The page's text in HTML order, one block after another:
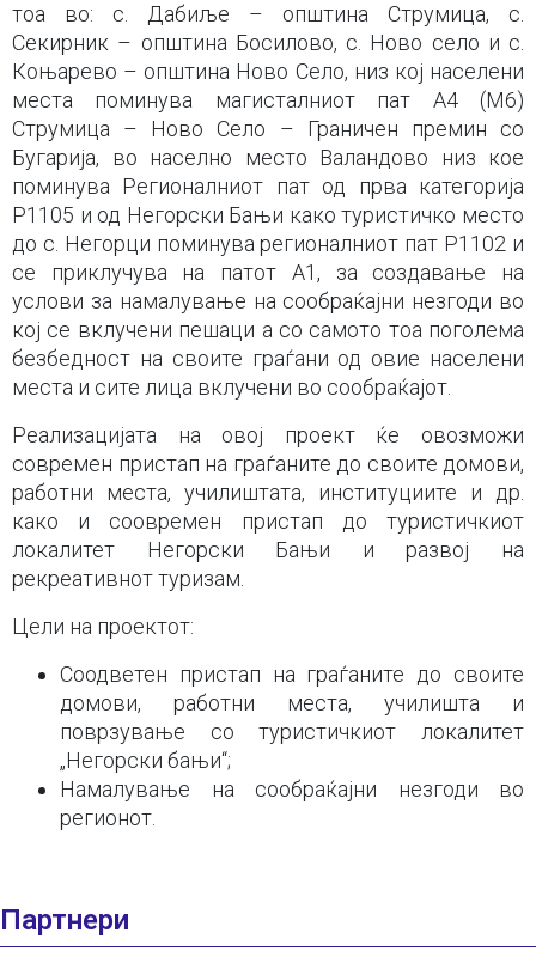
тоа во: с. Дабиље – општина Струмица, с.
Секирник – општина Босилово, с. Ново село и с.
Коњарево – општина Ново Село, низ кој населени
места поминува магисталниот пат А4 (М6)
Струмица – Ново Село – Граничен премин со
Бугарија, во населно место Валандово низ кое
поминува Регионалниот пат од прва категорија
Р1105 и од Негорски Бањи како туристичко место
до с. Негорци поминува регионалниот пат Р1102 и
се приклучува на патот А1, за создавање на
услови за намалување на сообраќајни незгоди во
кој се вклучени пешаци а со самото тоа поголема
безбедност на своите граѓани од овие населени
места и сите лица вклучени во сообраќајот.
Реализацијата на овој проект ќе овозможи
современ пристап на граѓаните до своите домови,
работни места, училиштата, институциите и др.
како и соовремен пристап до туристичкиот
локалитет Негорски Бањи и развој на
рекреативнот туризам.
Цели на проектот:
Соодветен пристап на граѓаните до своите
домови, работни места, училишта и
поврзување со туристичкиот локалитет
„Негорски бањи“;
Намалување на сообраќајни незгоди во
регионот.
Партнери